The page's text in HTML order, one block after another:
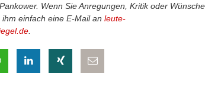
Wenn Sie Anregungen, Kritik oder Wünsche
einfach eine E-Mail an leute-
teilen
mit Whatsapp teilen
auf LinkedIn teilen
auf Xing teilenper E-Mail teilen